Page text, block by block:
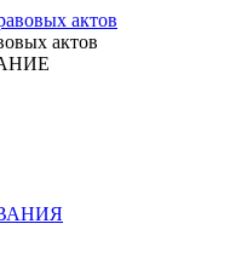
актов